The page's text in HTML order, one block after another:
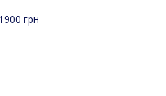
грн